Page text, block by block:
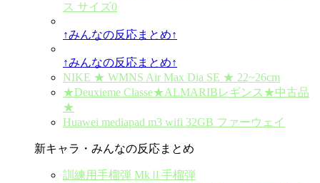
ス サイズ0
↑みんなの反応まとめ↑
↑みんなの反応まとめ↑
NIKE ★ WMNS Air Max Dia SE ★ 22~26cm
★Deuxieme Classe★ALMARIBレギンス★中古品
★
Huawei mediapad m3 wifi 32GB ファーウェイ
新キャラ・みんなの反応まとめ
訓練用手榴弾 MkⅡ手榴弾